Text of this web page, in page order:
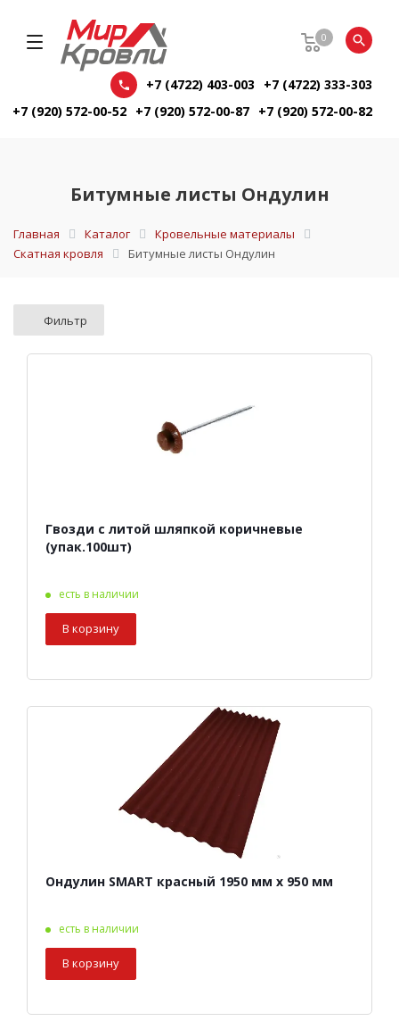
0
+7 (4722) 403-003
+7 (4722) 333-303
+7 (920) 572-00-52 +7 (920) 572-00-87 +7 (920) 572-00-82
Битумные листы Ондулин
Главная Каталог
Кровельные материалы
Скатная кровля
Битумные листы Ондулин
Фильтр
Гвозди с литой шляпкой коричневые
(упак.100шт)
есть в наличии
В корзину
Ондулин SMART красный 1950 мм х 950 мм
есть в наличии
В корзину